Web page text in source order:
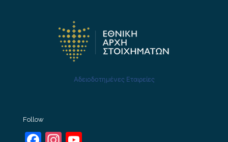
Αδειοδοτημένες Εταιρείες
Follow